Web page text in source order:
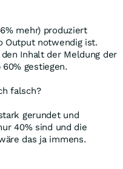
mehr) produziert
Output notwendig ist.
Inhalt der Meldung der
gestiegen.
falsch?
gerundet und
40% sind und die
das ja immens.